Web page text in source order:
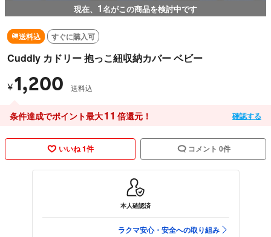
現在、 1名がこの商品を検討中です
送料込 すぐに購入可
Cuddly カドリー 抱っこ紐収納カバー ベビー
¥1,200 送料込
条件達成でポイント最大11 倍還元！ 確認する
いいね 1件 コメント 0件
本人確認済
ラクマ安心・安全への取り組み